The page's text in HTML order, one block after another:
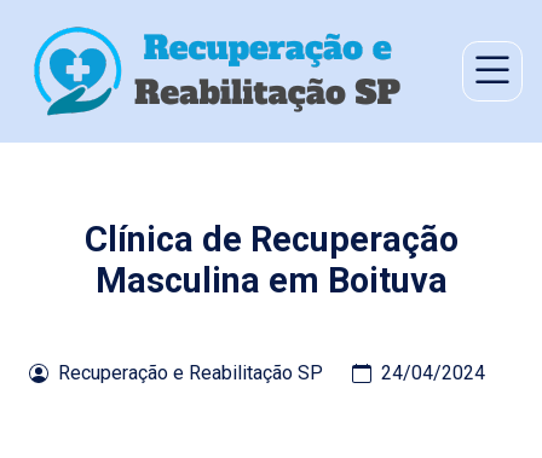
Clínica de Recuperação
Masculina em Boituva
Recuperação e Reabilitação SP 24/04/2024